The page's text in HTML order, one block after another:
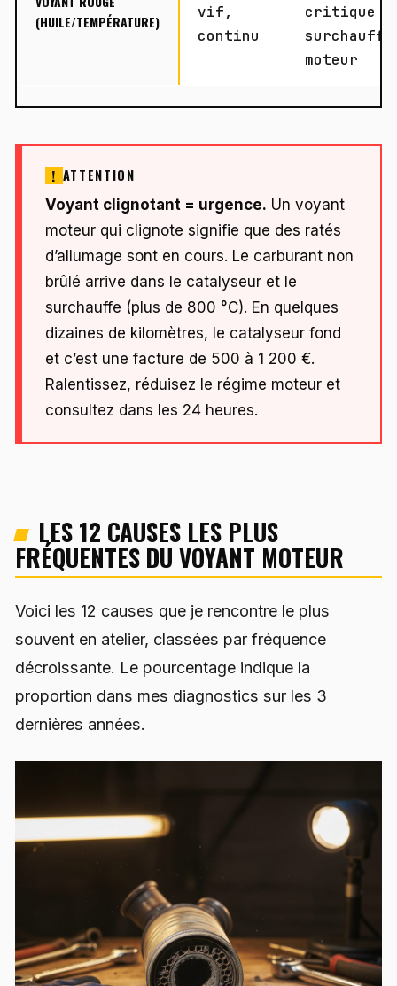
(HUILE/TEMPÉRATURE)
vif,
continu
critique
surchauffe
moteur
ATTENTION
Voyant clignotant = urgence. Un voyant
moteur qui clignote signifie que des ratés
d’allumage sont en cours. Le carburant non
brûlé arrive dans le catalyseur et le
surchauffe (plus de 800 °C). En quelques
dizaines de kilomètres, le catalyseur fond
et c’est une facture de 500 à 1 200 €.
Ralentissez, réduisez le régime moteur et
consultez dans les 24 heures.
LES 12 CAUSES LES PLUS
FRÉQUENTES DU VOYANT MOTEUR
Voici les 12 causes que je rencontre le plus
souvent en atelier, classées par fréquence
décroissante. Le pourcentage indique la
proportion dans mes diagnostics sur les 3
dernières années.